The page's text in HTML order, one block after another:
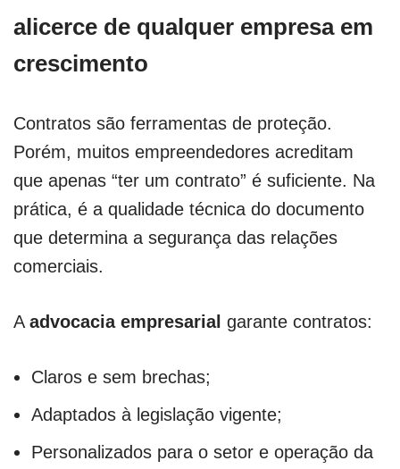
alicerce de qualquer empresa em
crescimento
Contratos são ferramentas de proteção.
Porém, muitos empreendedores acreditam
que apenas “ter um contrato” é suficiente. Na
prática, é a qualidade técnica do documento
que determina a segurança das relações
comerciais.
A advocacia empresarial garante contratos:
Claros e sem brechas;
Adaptados à legislação vigente;
Personalizados para o setor e operação da